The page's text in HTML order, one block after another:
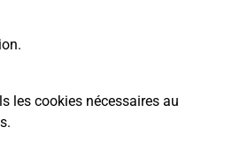
les cookies nécessaires au
.